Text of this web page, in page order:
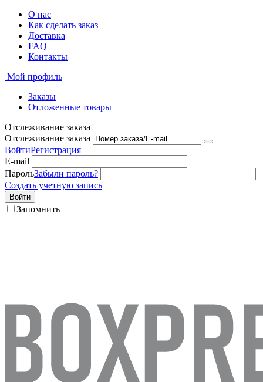
О нас
Как сделать заказ
Доставка
FAQ
Контакты
Мой профиль
Заказы
Отложенные товары
Отслеживание заказа
Отслеживание заказа
ВойтиРегистрация
E-mail
ПарольЗабыли пароль?
Создать учетную запись
Войти
Запомнить